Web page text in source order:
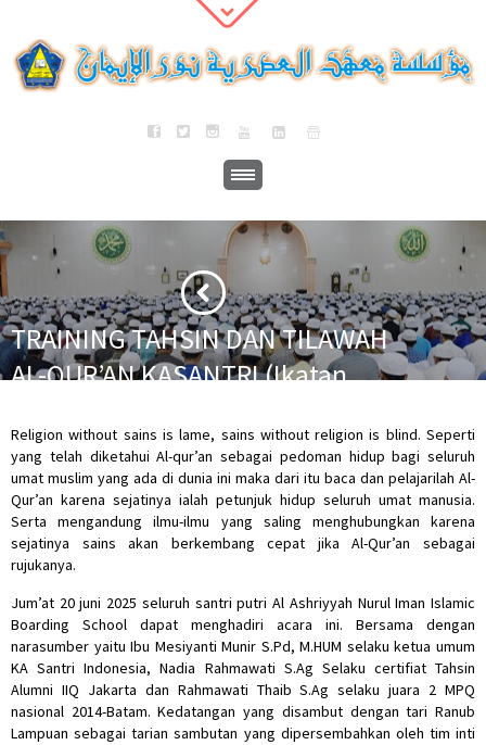
TRAINING TAHSIN DAN TILAWAH
AL-QUR’AN KASANTRI (Ikatan
Home · Berita ·
TRAINING TAHSIN DAN TILAWAH AL-QUR’AN KASANTRI
(Ikatan Alumni Santriwati Indonesia)
Religion without sains is lame, sains without religion is blind. Seperti
yang telah diketahui Al-qur’an sebagai pedoman hidup bagi seluruh
umat muslim yang ada di dunia ini maka dari itu baca dan pelajarilah Al-
Qur’an karena sejatinya ialah petunjuk hidup seluruh umat manusia.
Serta mengandung ilmu-ilmu yang saling menghubungkan karena
sejatinya sains akan berkembang cepat jika Al-Qur’an sebagai
rujukanya.
Jum’at 20 juni 2025 seluruh santri putri Al Ashriyyah Nurul Iman Islamic
Boarding School dapat menghadiri acara ini. Bersama dengan
narasumber yaitu Ibu Mesiyanti Munir S.Pd, M.HUM selaku ketua umum
KA Santri Indonesia, Nadia Rahmawati S.Ag Selaku certifiat Tahsin
Alumni IIQ Jakarta dan Rahmawati Thaib S.Ag selaku juara 2 MPQ
nasional 2014-Batam. Kedatangan yang disambut dengan tari Ranub
Lampuan sebagai tarian sambutan yang dipersembahkan oleh tim inti